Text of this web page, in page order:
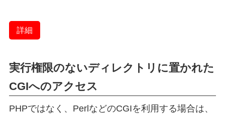
詳細
実行権限のないディレクトリに置かれた
CGIへのアクセス
PHPではなく、PerlなどのCGIを利用する場合は、